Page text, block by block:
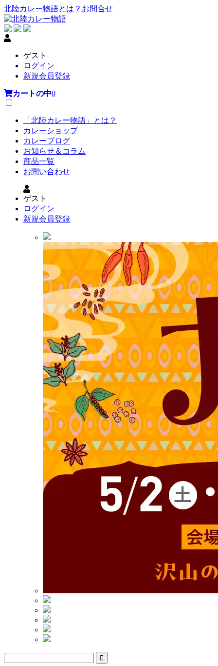
北陸カレー物語とは？ お問合せ
ゲスト
ログイン
新規会員登録
カートの中0
「北陸カレー物語」とは？
カレーショップ
カレーブログ
お知らせ＆コラム
商品一覧
お問い合わせ
ゲスト
ログイン
新規会員登録